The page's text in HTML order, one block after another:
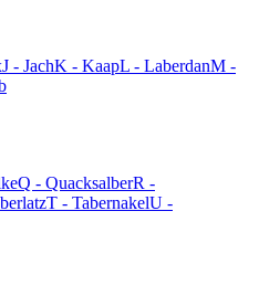
J - JachK - KaapL - LaberdanM -
Q - QuacksalberR -
T - TabernakelU -